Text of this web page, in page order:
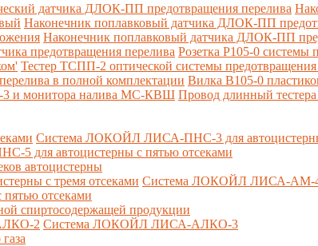
датчика ДЛОК-ПП предотвращения перелива
Наконечник поплавковый датчика ДЛОК-ПП
Наконечник поплавковый датчика ДЛОК-ПП
предотвращения перелива Розетка Р105-0 системы
Тестер ТСПП-2 оптической системы предотвращения
в полной комплектации Вилка В105-0
3 и монитора налива МС-КВШ Провод длинный
Система ЛОКОЙЛ ЛИСА-ПНС-3 для автоцистерны
для автоцистерны с пятью отсеками
автоцистерны
с тремя отсеками Система ЛОКОЙЛ ЛИСА-AM-4
отсеками
спиртосодержащей продукции
2 Система ЛОКОЙЛ ЛИСА-АЛКО-3